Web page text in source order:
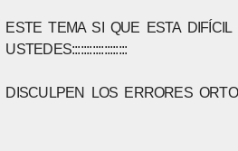
ESTE TEMA SI QUE ESTA
USTEDES:::::::::::::::::::
DISCULPEN LOS ERRORES